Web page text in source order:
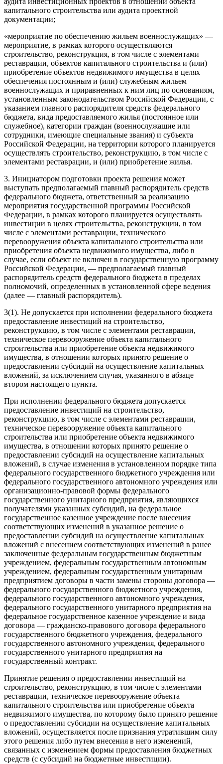
капитального строительства или аудита проектной
документации;
«мероприятие по обеспечению жильем военнослужащих» —
мероприятие, в рамках которого осуществляются
строительство, реконструкция, в том числе с элементами
реставрации, объектов капитального строительства и (или)
приобретение объектов недвижимого имущества в целях
обеспечения постоянным и (или) служебным жильем
военнослужащих и приравненных к ним лиц по основаниям,
установленным законодательством Российской Федерации, с
указанием главного распорядителя средств федерального
бюджета, вида предоставляемого жилья (постоянное или
служебное), категории граждан (военнослужащие или
сотрудники, имеющие специальные звания) и субъекта
Российской Федерации, на территории которого планируется
осуществлять строительство, реконструкцию, в том числе с
элементами реставрации, и (или) приобретение жилья.
3. Инициатором подготовки проекта решения может
выступать предполагаемый главный распорядитель средств
федерального бюджета, ответственный за реализацию
мероприятия государственной программы Российской
Федерации, в рамках которого планируется осуществлять
инвестиции в целях строительства, реконструкции, в том
числе с элементами реставрации, технического
перевооружения объекта капитального строительства или
приобретения объекта недвижимого имущества, либо в
случае, если объект не включен в государственную программу
Российской Федерации, — предполагаемый главный
распорядитель средств федерального бюджета в пределах
полномочий, определенных в установленной сфере ведения
(далее — главный распорядитель).
3(1). Не допускается при исполнении федерального бюджета
предоставление инвестиций на строительство,
реконструкцию, в том числе с элементами реставрации,
техническое перевооружение объекта капитального
строительства или приобретение объекта недвижимого
имущества, в отношении которых принято решение о
предоставлении субсидий на осуществление капитальных
вложений, за исключением случая, указанного в абзаце
втором настоящего пункта.
При исполнении федерального бюджета допускается
предоставление инвестиций на строительство,
реконструкцию, в том числе с элементами реставрации,
техническое перевооружение объекта капитального
строительства или приобретение объекта недвижимого
имущества, в отношении которых принято решение о
предоставлении субсидий на осуществление капитальных
вложений, в случае изменения в установленном порядке типа
федерального государственного бюджетного учреждения или
федерального государственного автономного учреждения или
организационно-правовой формы федерального
государственного унитарного предприятия, являющихся
получателями указанных субсидий, на федеральное
государственное казенное учреждение после внесения
соответствующих изменений в указанное решение о
предоставлении субсидий на осуществление капитальных
вложений с внесением соответствующих изменений в ранее
заключенные федеральным государственным бюджетным
учреждением, федеральным государственным автономным
учреждением, федеральным государственным унитарным
предприятием договоры в части замены стороны договора —
федерального государственного бюджетного учреждения,
федерального государственного автономного учреждения,
федерального государственного унитарного предприятия на
федеральное государственное казенное учреждение и вида
договора — гражданско-правового договора федерального
государственного бюджетного учреждения, федерального
государственного автономного учреждения, федерального
государственного унитарного предприятия на
государственный контракт.
Принятие решения о предоставлении инвестиций на
строительство, реконструкцию, в том числе с элементами
реставрации, техническое перевооружение объекта
капитального строительства или приобретение объекта
недвижимого имущества, по которому было принято решение
о предоставлении субсидии на осуществление капитальных
вложений, осуществляется после признания утратившим силу
этого решения либо путем внесения в него изменений,
связанных с изменением формы предоставления бюджетных
средств (с субсидий на бюджетные инвестиции).